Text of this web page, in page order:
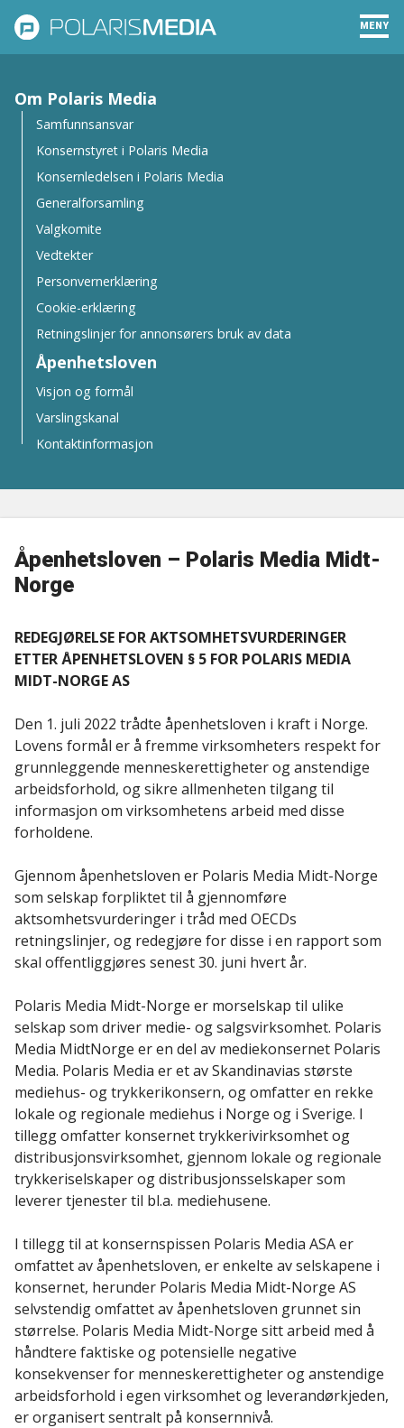
MENY
Om Polaris Media
Samfunnsansvar
Konsernstyret i Polaris Media
Konsernledelsen i Polaris Media
Generalforsamling
Valgkomite
Vedtekter
Personvernerklæring
Cookie-erklæring
Retningslinjer for annonsørers bruk av data
Åpenhetsloven
Visjon og formål
Varslingskanal
Kontaktinformasjon
Åpenhetsloven – Polaris Media Midt-
Norge
REDEGJØRELSE FOR AKTSOMHETSVURDERINGER
ETTER ÅPENHETSLOVEN § 5 FOR POLARIS MEDIA
MIDT-NORGE AS
Den 1. juli 2022 trådte åpenhetsloven i kraft i Norge.
Lovens formål er å fremme virksomheters respekt for
grunnleggende menneskerettigheter og anstendige
arbeidsforhold, og sikre allmenheten tilgang til
informasjon om virksomhetens arbeid med disse
forholdene.
Gjennom åpenhetsloven er Polaris Media Midt-Norge
som selskap forpliktet til å gjennomføre
aktsomhetsvurderinger i tråd med OECDs
retningslinjer, og redegjøre for disse i en rapport som
skal offentliggjøres senest 30. juni hvert år.
Polaris Media Midt-Norge er morselskap til ulike
selskap som driver medie- og salgsvirksomhet. Polaris
Media MidtNorge er en del av mediekonsernet Polaris
Media. Polaris Media er et av Skandinavias største
mediehus- og trykkerikonsern, og omfatter en rekke
lokale og regionale mediehus i Norge og i Sverige. I
tillegg omfatter konsernet trykkerivirksomhet og
distribusjonsvirksomhet, gjennom lokale og regionale
trykkeriselskaper og distribusjonsselskaper som
leverer tjenester til bl.a. mediehusene.
I tillegg til at konsernspissen Polaris Media ASA er
omfattet av åpenhetsloven, er enkelte av selskapene i
konsernet, herunder Polaris Media Midt-Norge AS
selvstendig omfattet av åpenhetsloven grunnet sin
størrelse. Polaris Media Midt-Norge sitt arbeid med å
håndtere faktiske og potensielle negative
konsekvenser for menneskerettigheter og anstendige
arbeidsforhold i egen virksomhet og leverandørkjeden,
er organisert sentralt på konsernnivå.